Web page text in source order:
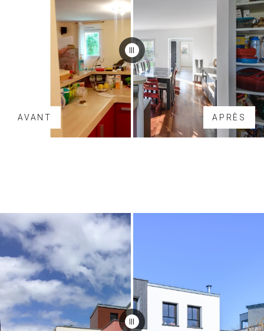
AVANT APRÈS